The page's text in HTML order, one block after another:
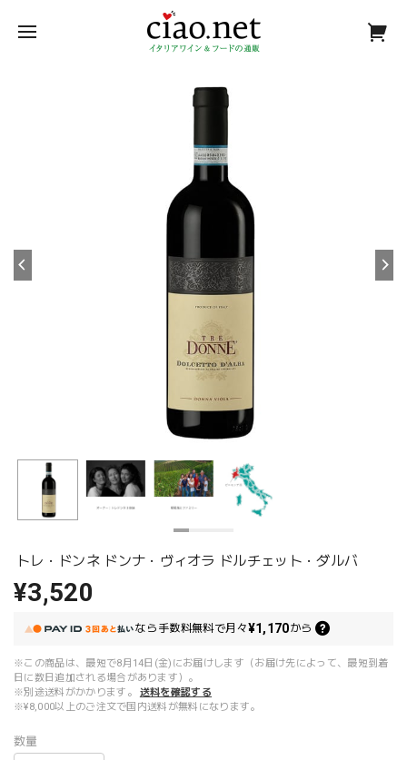
トレ・ドンネ ドンナ・ヴィオラ ドルチェット・ダルバ
¥3,520
なら 手数料無料で月々¥1,170から
※この商品は、最短で8月14日(金)にお届けします（お届け先によって、最短到着
日に数日追加される場合があります）。
※別途送料がかかります。
送料を確認する
※¥8,000以上のご注文で国内送料が無料になります。
数量